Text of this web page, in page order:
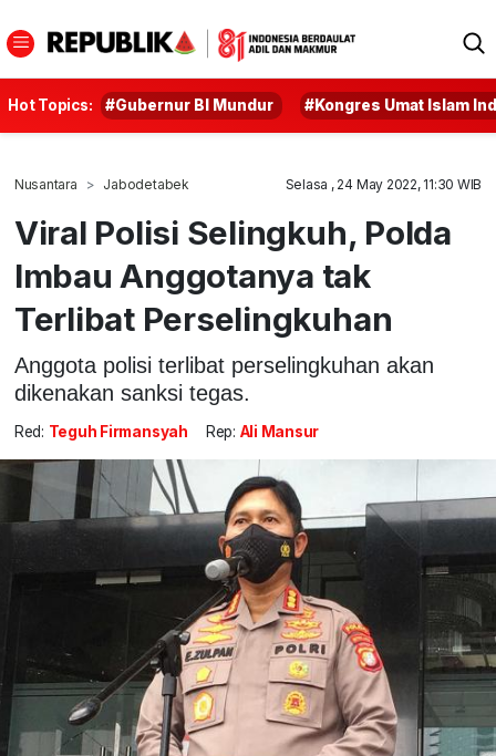
Hot Topics: #Gubernur BI Mundur #Kongres Umat Islam
Nusantara Jabodetabek Selasa , 24 May 2022, 11:30 WIB
Viral Polisi Selingkuh, Polda
Imbau Anggotanya tak
Terlibat Perselingkuhan
Anggota polisi terlibat perselingkuhan akan
dikenakan sanksi tegas.
Red: Teguh Firmansyah Rep: Ali Mansur